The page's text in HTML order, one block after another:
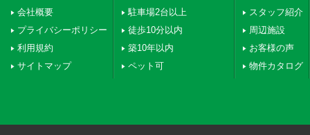
会社概要
プライバシーポリシー
利用規約
サイトマップ
駐車場2台以上
徒歩10分以内
築10年以内
ペット可
スタッフ紹介
周辺施設
お客様の声
物件カタログ